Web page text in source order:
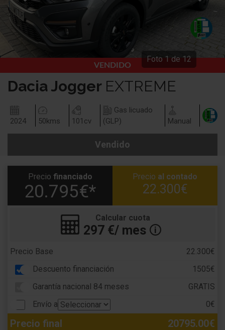
VENDIDO
Foto 1 de 12
Dacia Jogger EXTREME
2024 50kms 101 cv
Gas licuado
(GLP)
Manual
Vendido
Precio financiado
20.795€*
Precio al contado
22.300€
Calcular cuota
297 €/ mes 🛈
Precio Base
22.300€
Descuento financiación
1505€
Garantía nacional 84 meses
GRATIS
Envío a
0€
Precio final 20795.00€